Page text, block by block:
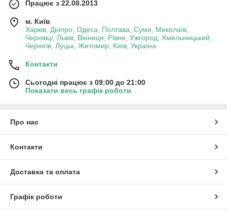
Працює з 22.08.2013
м. Київ
Харків, Дніпро, Одеса, Полтава, Суми, Миколаїв,
Чернівці, Львів, Вінниця, Рівне, Ужгород, Хмельницький,
Чернігів, Луцьк, Житомир, Київ, Україна
Контакти
Сьогодні працює з 09:00 до 21:00
Показати весь графік роботи
Про нас
Контакти
Доставка та оплата
Графік роботи